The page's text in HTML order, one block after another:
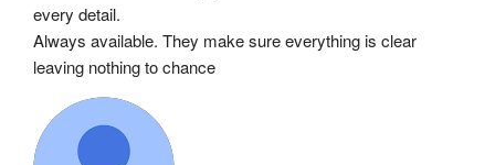
every detail.
Always available. They make sure everything is clear
leaving nothing to chance